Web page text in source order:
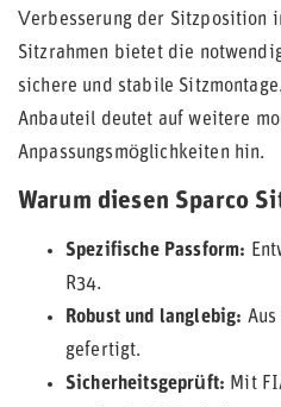
Verbesserung der Sitzposition
Sitzrahmen bietet die
sichere und stabile
Anbauteil deutet auf weitere
Anpassungsmöglichkeiten hin.
Warum diesen Sparco
Spezifische Passform:
R34.
Robust und langlebig:
gefertigt.
Sicherheitsgeprüft: Mit